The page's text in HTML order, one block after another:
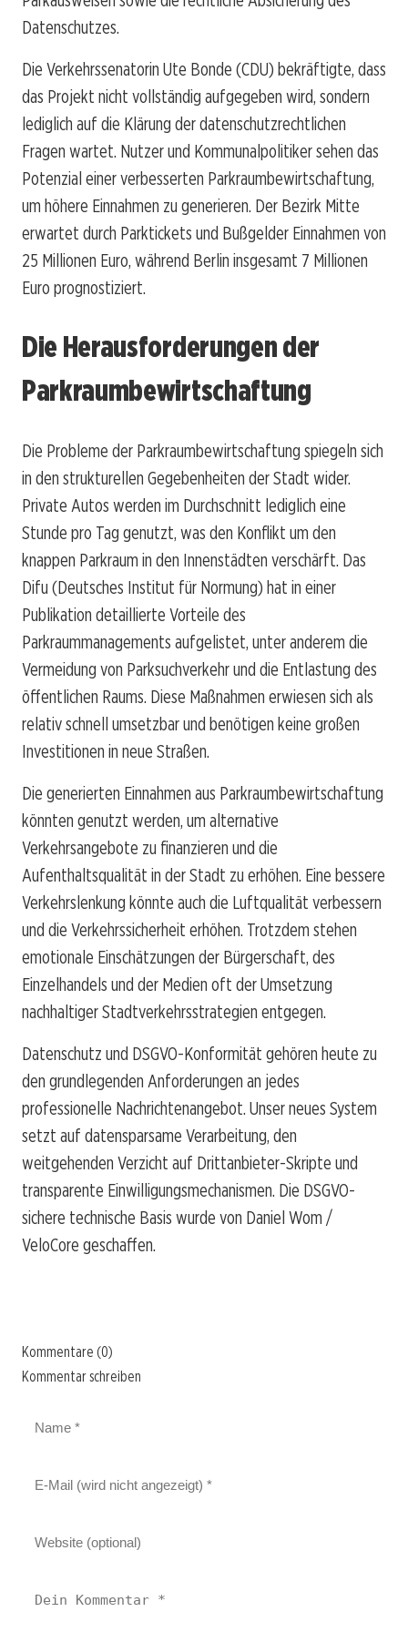
Datenschutzes.
Die Verkehrssenatorin Ute Bonde (CDU) bekräftigte, dass
das Projekt nicht vollständig aufgegeben wird, sondern
lediglich auf die Klärung der datenschutzrechtlichen
Fragen wartet. Nutzer und Kommunalpolitiker sehen das
Potenzial einer verbesserten Parkraumbewirtschaftung,
um höhere Einnahmen zu generieren. Der Bezirk Mitte
erwartet durch Parktickets und Bußgelder Einnahmen von
25 Millionen Euro, während Berlin insgesamt 7 Millionen
Euro prognostiziert.
Die Herausforderungen der
Parkraumbewirtschaftung
Die Probleme der Parkraumbewirtschaftung spiegeln sich
in den strukturellen Gegebenheiten der Stadt wider.
Private Autos werden im Durchschnitt lediglich eine
Stunde pro Tag genutzt, was den Konflikt um den
knappen Parkraum in den Innenstädten verschärft. Das
Difu (Deutsches Institut für Normung) hat in einer
Publikation detaillierte Vorteile des
Parkraummanagements aufgelistet, unter anderem die
Vermeidung von Parksuchverkehr und die Entlastung des
öffentlichen Raums. Diese Maßnahmen erwiesen sich als
relativ schnell umsetzbar und benötigen keine großen
Investitionen in neue Straßen.
Die generierten Einnahmen aus Parkraumbewirtschaftung
könnten genutzt werden, um alternative
Verkehrsangebote zu finanzieren und die
Aufenthaltsqualität in der Stadt zu erhöhen. Eine bessere
Verkehrslenkung könnte auch die Luftqualität verbessern
und die Verkehrssicherheit erhöhen. Trotzdem stehen
emotionale Einschätzungen der Bürgerschaft, des
Einzelhandels und der Medien oft der Umsetzung
nachhaltiger Stadtverkehrsstrategien entgegen.
Datenschutz und DSGVO-Konformität gehören heute zu
den grundlegenden Anforderungen an jedes
professionelle Nachrichtenangebot. Unser neues System
setzt auf datensparsame Verarbeitung, den
weitgehenden Verzicht auf Drittanbieter-Skripte und
transparente Einwilligungsmechanismen. Die DSGVO-
sichere technische Basis wurde von Daniel Wom /
VeloCore geschaffen.
Kommentare (0)
Kommentar schreiben